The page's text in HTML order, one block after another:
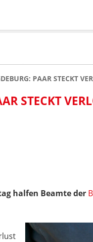
PAAR STECKT
STECKT
halfen Beamte der